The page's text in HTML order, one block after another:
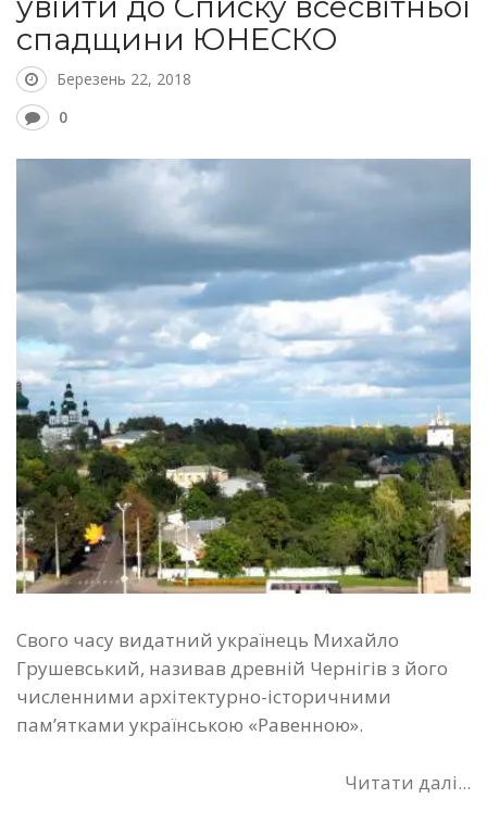
спадщини ЮНЕСКО
Березень 22, 2018
0
Свого часу видатний українець Михайло
Грушевський, називав древній Чернігів з його
численними архітектурно-історичними
пам’ятками українською «Равенною».
Читати далі...